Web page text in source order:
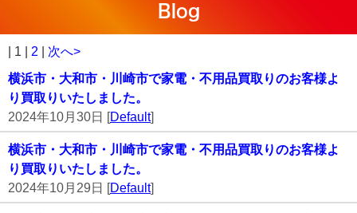
Blog
| 1 | 2
次へ>
横浜市・大和市・川崎市で家電・不用品買取りのお客様よ
り買取りいたしました。
2024年10月30日 [Default]
横浜市・大和市・川崎市で家電・不用品買取りのお客様よ
り買取りいたしました。
2024年10月29日 [Default]